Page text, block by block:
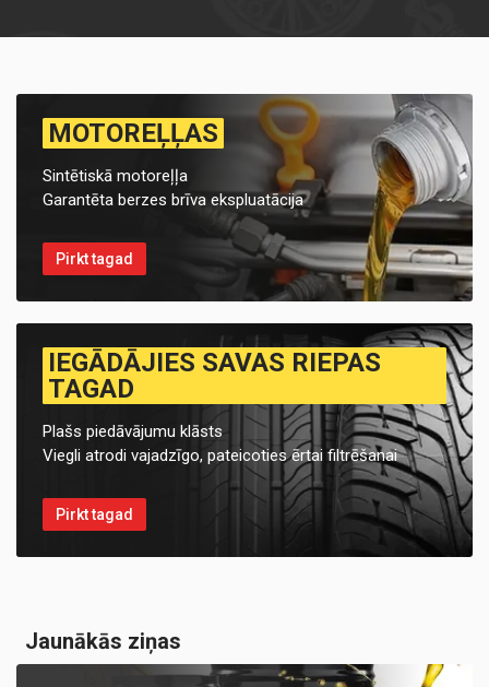
MOTOREĻĻAS
Sintētiskā motoreļļa
Garantēta berzes brīva ekspluatācija
Pirkt tagad
IEGĀDĀJIES SAVAS RIEPAS
TAGAD
Plašs piedāvājumu klāsts
Viegli atrodi vajadzīgo, pateicoties ērtai filtrēšanai
Pirkt tagad
Jaunākās ziņas